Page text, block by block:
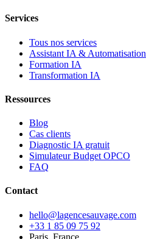
Services
Tous nos services
Assistant IA & Automatisation
Formation IA
Transformation IA
Ressources
Blog
Cas clients
Diagnostic IA gratuit
Simulateur Budget OPCO
FAQ
Contact
hello@lagencesauvage.com
+33 1 85 09 75 92
Paris, France